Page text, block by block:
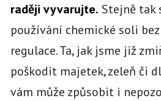
raději vyvarujte. Stejně tak
používání chemické soli
regulace. Ta, jak jsme již
poškodit majetek, zeleň či
vám může způsobit i